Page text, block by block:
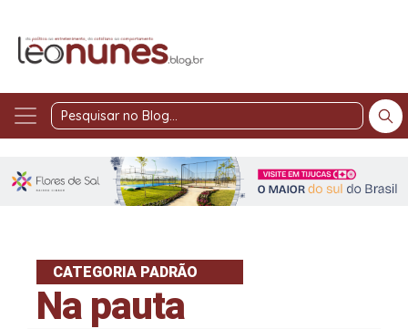
Pesquisar
Blog
CATEGORIA PADRÃO
Na pauta